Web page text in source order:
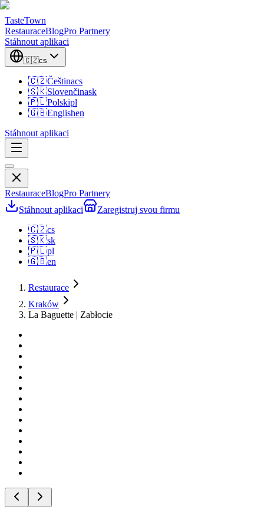
TasteTown
RestauraceBlogPro Partnery
Stáhnout aplikaci
🇨🇿cs
🇨🇿Češtinacs
🇸🇰Slovenčinask
🇵🇱Polskipl
🇬🇧Englishen
Stáhnout aplikaci
RestauraceBlogPro Partnery
Stáhnout aplikaci
Zaregistruj svou firmu
🇨🇿cs
🇸🇰sk
🇵🇱pl
🇬🇧en
Restaurace
Kraków
La Baguette | Zabłocie